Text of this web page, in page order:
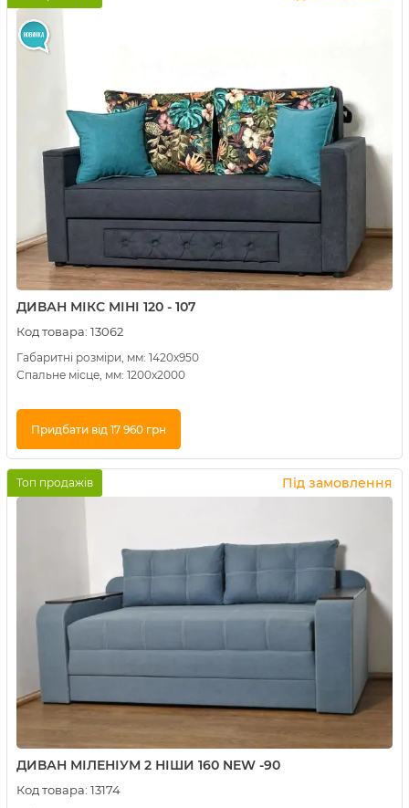
ДИВАН МІКС МІНІ 120 - 107
Код товара: 13062
Габаритні розміри, мм: 1420х950
Спальне місце, мм: 1200х2000
Придбати від 17 960 грн
Купити в 1 клік
Під замовлення
Топ продажів
ДИВАН МІЛЕНІУМ 2 НІШИ 160 NEW -90
Код товара: 13174